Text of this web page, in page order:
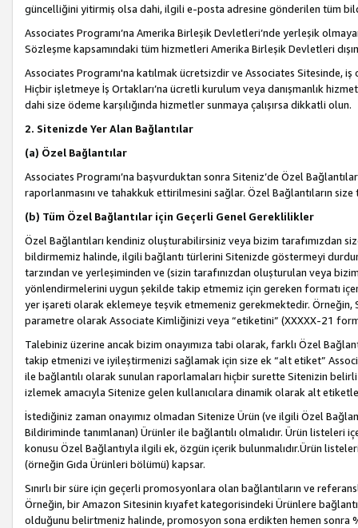
güncelliğini yitirmiş olsa dahi, ilgili e-posta adresine gönderilen tüm
Associates Programı’na Amerika Birleşik Devletleri’nde yerleşik
Sözleşme kapsamındaki tüm hizmetleri Amerika Birleşik Devletleri
Associates Programı'na katılmak ücretsizdir ve Associates Sitesinde,
Hiçbir işletmeye İş Ortakları’na ücretli kurulum veya danışmanlık
dahi size ödeme karşılığında hizmetler sunmaya çalışırsa dikkatli olun.
2. Sitenizde Yer Alan Bağlantılar
(a) Özel Bağlantılar
Associates Programı’na başvurduktan sonra Siteniz’de Özel
raporlanmasını ve tahakkuk ettirilmesini sağlar. Özel Bağlantıların
(b) Tüm Özel Bağlantılar için Geçerli Genel Gereklilikler
Özel Bağlantıları kendiniz oluşturabilirsiniz veya bizim tarafımızdan
bildirmemiz halinde, ilgili bağlantı türlerini Sitenizde göstermeyi
tarzından ve yerleşiminden ve (sizin tarafınızdan oluşturulan veya
yönlendirmelerini uygun şekilde takip etmemiz için gereken formatı
yer işareti olarak eklemeye teşvik etmemeniz gerekmektedir. Örneğin,
parametre olarak Associate Kimliğinizi veya “etiketini” (XXXXX-21
Talebiniz üzerine ancak bizim onayımıza tabi olarak, farklı Özel
takip etmenizi ve iyileştirmenizi sağlamak için size ek “alt etiket”
ile bağlantılı olarak sunulan raporlamaları hiçbir surette Sitenizin belirli
izlemek amacıyla Sitenize gelen kullanıcılara dinamik olarak alt
İstediğiniz zaman onayımız olmadan Sitenize Ürün (ve ilgili Özel
Bildiriminde tanımlanan) Ürünler ile bağlantılı olmalıdır. Ürün listeleri
konusu Özel Bağlantıyla ilgili ek, özgün içerik bulunmalıdır.Ürün
(örneğin Gıda Ürünleri bölümü) kapsar.
Sınırlı bir süre için geçerli promosyonlara olan bağlantıların ve
Örneğin, bir Amazon Sitesinin kıyafet kategorisindeki Ürünlere
olduğunu belirtmeniz halinde, promosyon sona erdikten hemen sonra